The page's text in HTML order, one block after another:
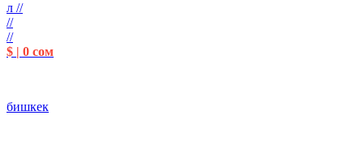
л //
//
//
$ | 0 сом
бишкек